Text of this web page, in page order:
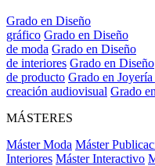
Grado en Diseño
gráfico Grado en Diseño
de moda Grado en Diseño
de interiores Grado en Diseño
de producto Grado en
creación audiovisual Grado
MÁSTERES
Máster Moda Máster
Interiores Máster Interactivo